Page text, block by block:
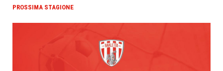
PROSSIMA STAGIONE